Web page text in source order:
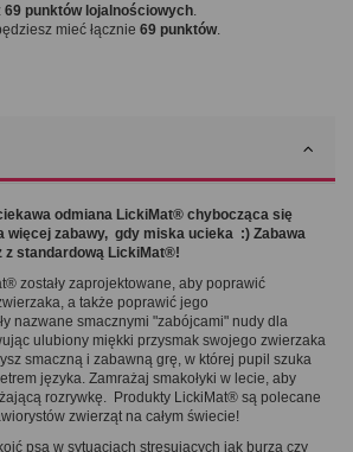
69 punktów lojalnościowych
mieć łącznie 69 punktów.
odmiana LickiMat® chybocząca się
więcej zabawy, gdy miska ucieka :) Zabawa
z standardową LickiMat®!
zostały zaprojektowane, aby poprawić
a także poprawić jego
nazwane smacznymi "zabójcami" nudy dla
ulubiony miękki przysmak swojego zwierzaka
smaczną i zabawną grę, w której pupil szuka
języka. Zamrażaj smakołyki w lecie, aby
rozrywkę. Produkty LickiMat® są polecane
zwierząt na całym świecie!
psa w sytuacjach stresujących jak burza czy